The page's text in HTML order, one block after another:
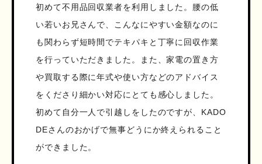
初めて不用品回収業者を利用しました。腰の低
い若いお兄さんで、こんなにやすい金額なのに
も関わらず短時間でテキパキと丁寧に回収作業
を行っていただきました。また、家電の置き方
や買取する際に年式や使い方などのアドバイス
をくださり細かい対応にとても感心しました。
初めて自分一人で引越しをしたのですが、KADO
DEさんのおかげで無事どうにか終えられること
ができました。